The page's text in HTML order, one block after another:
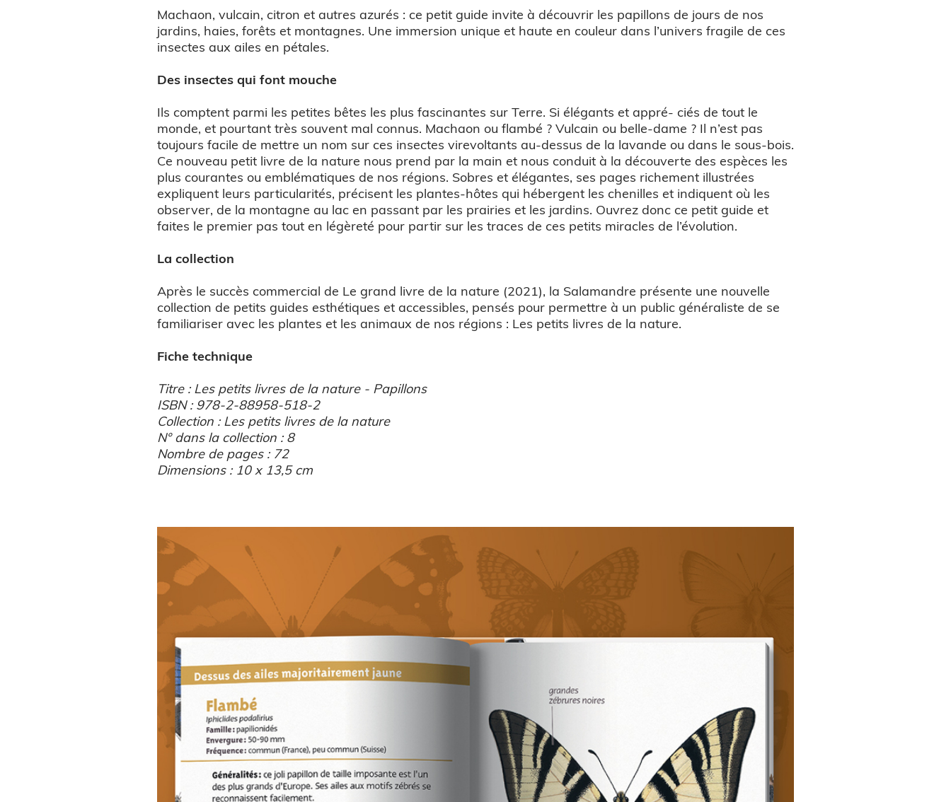
Machaon, vulcain, citron et autres azurés : ce petit guide invite à découvrir les papillons de jours de nos
jardins, haies, forêts et montagnes. Une immersion unique et haute en couleur dans l’univers fragile de ces
insectes aux ailes en pétales.
Des insectes qui font mouche
Ils comptent parmi les petites bêtes les plus fascinantes sur Terre. Si élégants et appré- ciés de tout le
monde, et pourtant très souvent mal connus. Machaon ou flambé ? Vulcain ou belle-dame ? Il n’est pas
toujours facile de mettre un nom sur ces insectes virevoltants au-dessus de la lavande ou dans le sous-bois.
Ce nouveau petit livre de la nature nous prend par la main et nous conduit à la découverte des espèces les
plus courantes ou emblématiques de nos régions. Sobres et élégantes, ses pages richement illustrées
expliquent leurs particularités, précisent les plantes-hôtes qui hébergent les chenilles et indiquent où les
observer, de la montagne au lac en passant par les prairies et les jardins. Ouvrez donc ce petit guide et
faites le premier pas tout en légèreté pour partir sur les traces de ces petits miracles de l’évolution.
La collection
Après le succès commercial de Le grand livre de la nature (2021), la Salamandre présente une nouvelle
collection de petits guides esthétiques et accessibles, pensés pour permettre à un public généraliste de se
familiariser avec les plantes et les animaux de nos régions : Les petits livres de la nature.
Fiche technique
Titre : Les petits livres de la nature - Papillons
ISBN : 978-2-88958-518-2
Collection : Les petits livres de la nature
N° dans la collection : 8
Nombre de pages : 72
Dimensions : 10 x 13,5 cm